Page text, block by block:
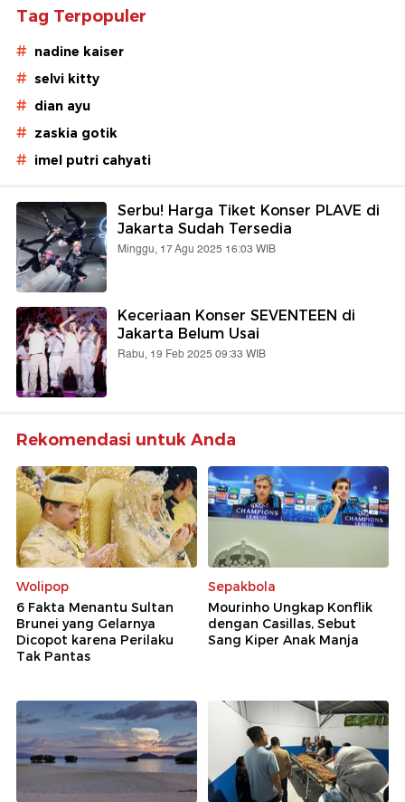
Tag Terpopuler
# nadine kaiser
# selvi kitty
# dian ayu
# zaskia gotik
# imel putri cahyati
Serbu! Harga Tiket Konser PLAVE di
Jakarta Sudah Tersedia
Minggu, 17 Agu 2025 16:03 WIB
Keceriaan Konser SEVENTEEN di
Jakarta Belum Usai
Rabu, 19 Feb 2025 09:33 WIB
Rekomendasi untuk Anda
Wolipop
6 Fakta Menantu Sultan
Brunei yang Gelarnya
Dicopot karena Perilaku
Tak Pantas
Sepakbola
Mourinho Ungkap Konflik
dengan Casillas, Sebut
Sang Kiper Anak Manja